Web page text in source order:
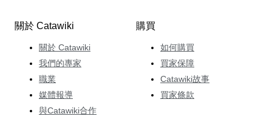
關於 Catawiki
關於 Catawiki
我們的專家
職業
媒體報導
與Catawiki合作
購買
如何購買
買家保障
Catawiki故事
買家條款